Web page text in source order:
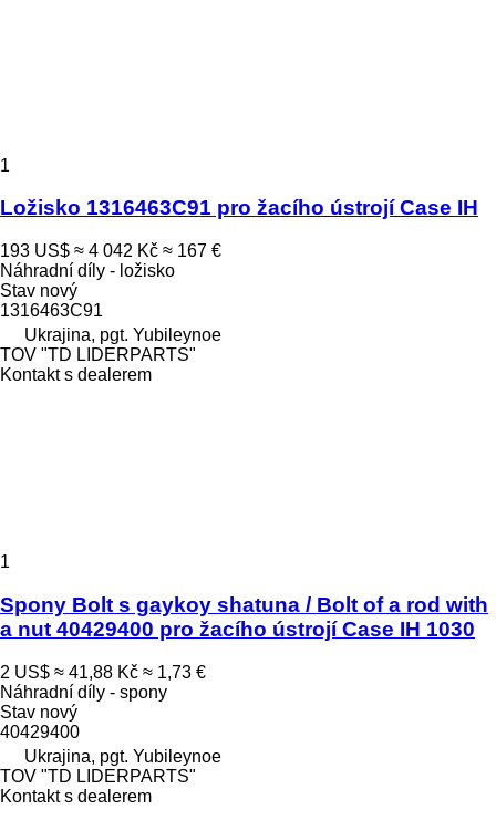
1
Ložisko 1316463C91 pro žacího ústrojí Case IH
193 US$ ≈ 4 042 Kč ≈ 167 €
Náhradní díly - ložisko
Stav nový
1316463C91
Ukrajina, pgt. Yubileynoe
TOV "TD LIDERPARTS"
Kontakt s dealerem
1
Spony Bolt s gaykoy shatuna / Bolt of a rod with
a nut 40429400 pro žacího ústrojí Case IH 1030
2 US$ ≈ 41,88 Kč ≈ 1,73 €
Náhradní díly - spony
Stav nový
40429400
Ukrajina, pgt. Yubileynoe
TOV "TD LIDERPARTS"
Kontakt s dealerem